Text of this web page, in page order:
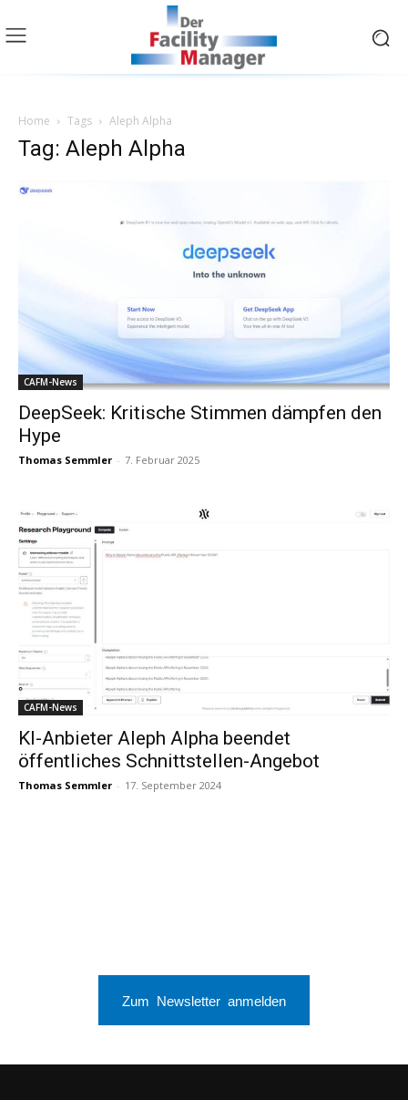
Home Tags Aleph Alpha
Tag: Aleph Alpha
CAFM-News
DeepSeek: Kritische Stimmen dämpfen den
Hype
Thomas Semmler - 7. Februar 2025
CAFM-News
KI-Anbieter Aleph Alpha beendet
öffentliches Schnittstellen-Angebot
Thomas Semmler - 17. September 2024
Zum Newsletter anmelden